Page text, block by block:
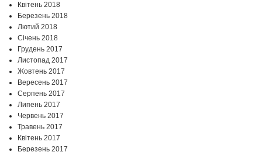
Квітень 2018
Березень 2018
Лютий 2018
Січень 2018
Грудень 2017
Листопад 2017
Жовтень 2017
Вересень 2017
Серпень 2017
Липень 2017
Червень 2017
Травень 2017
Квітень 2017
Березень 2017